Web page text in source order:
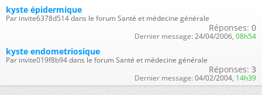
kyste épidermique
Par invite6378d514 dans le forum Santé et médecine générale
Réponses: 0
Dernier message: 24/04/2006, 08h54
kyste endometriosique
Par invite019f8b94 dans le forum Santé et médecine générale
Réponses: 3
Dernier message: 04/02/2004, 14h39